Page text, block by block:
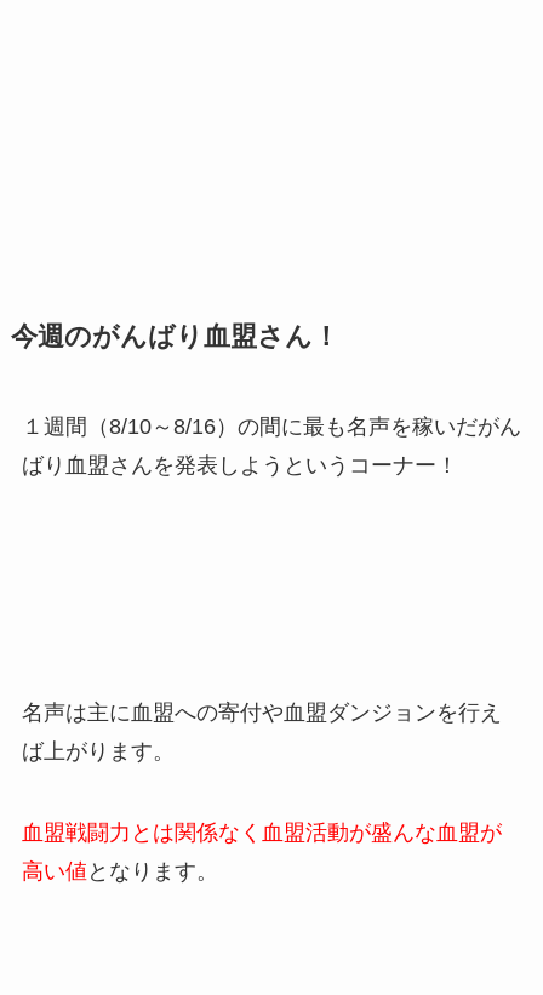
今週のがんばり血盟さん！
１週間（8/10～8/16）の間に最も名声を稼いだがん
ばり血盟さんを発表しようというコーナー！
名声は主に血盟への寄付や血盟ダンジョンを行え
ば上がります。
血盟戦闘力とは関係なく血盟活動が盛んな血盟が
高い値 となります。